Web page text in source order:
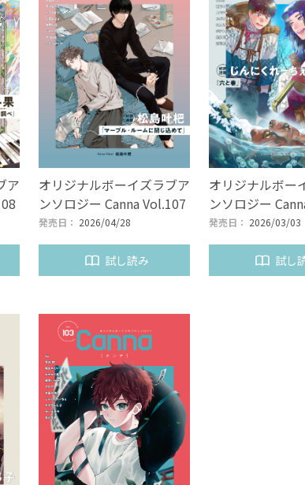
ア
オリジナルボーイズラブア
ンソロジー Canna Vol.107
発売日： 2026/04/28
試し読み
オリジナルボー
ンソロジー
発売日： 2026/03/03
試し